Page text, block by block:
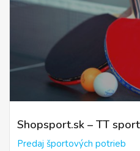
Shopsport.sk – TT sport
Predaj športových potrieb